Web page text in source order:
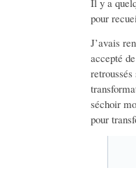
Il y a
pour
J’avais
accepté
séchoir
pour